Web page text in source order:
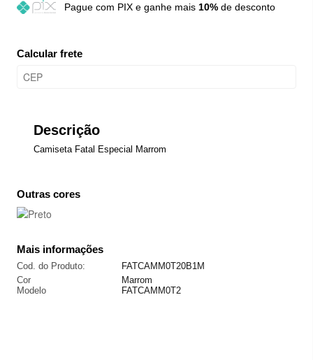
Pague com PIX e ganhe mais 10%de desconto
Calcular frete
Descrição
Camiseta Fatal Especial Marrom
Outras cores
Mais informações
Cod. do Produto:
FATCAMM0T20B1M
Cor
Marrom
Modelo
FATCAMM0T2